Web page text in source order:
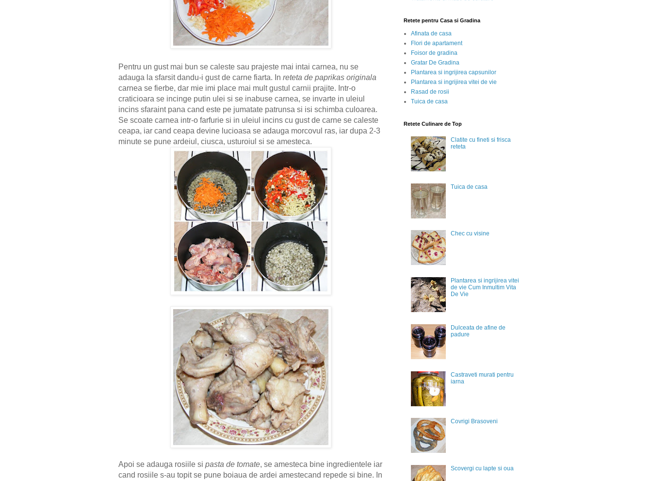
Pentru un gust mai bun se caleste sau prajeste mai intai carnea, nu se
adauga la sfarsit dandu-i gust de carne fiarta. In reteta de paprikas originala
carnea se fierbe, dar mie imi place mai mult gustul carnii prajite. Intr-o
craticioara se incinge putin ulei si se inabuse carnea, se invarte in uleiul
incins sfaraint pana cand este pe jumatate patrunsa si isi schimba culoarea.
Se scoate carnea intr-o farfurie si in uleiul incins cu gust de carne se caleste
ceapa, iar cand ceapa devine lucioasa se adauga morcovul ras, iar dupa 2-3
minute se pune ardeiul, ciusca, usturoiul si se amesteca.
Apoi se adauga rosiile si pasta de tomate, se amesteca bine ingredientele iar
cand rosiile s-au topit se pune boiaua de ardei amestecand repede si bine. In
Retete pentru Casa si Gradina
Afinata de casa
Flori de apartament
Foisor de gradina
Gratar De Gradina
Plantarea si ingrijirea capsunilor
Plantarea si ingrijirea vitei de vie
Rasad de rosii
Tuica de casa
Retete Culinare de Top
Clatite cu fineti si frisca
reteta
Tuica de casa
Chec cu visine
Plantarea si ingrijirea vitei
de vie Cum Inmultim Vita
De Vie
Dulceata de afine de
padure
Castraveti murati pentru
iarna
Covrigi Brasoveni
Scovergi cu lapte si oua